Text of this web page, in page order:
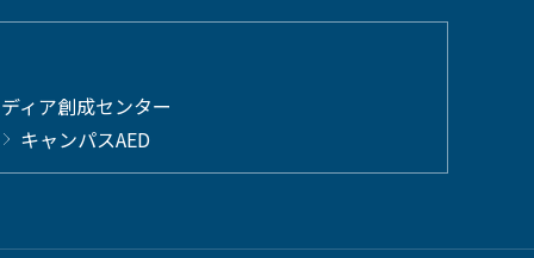
ィア創成センター
キャンパスAED